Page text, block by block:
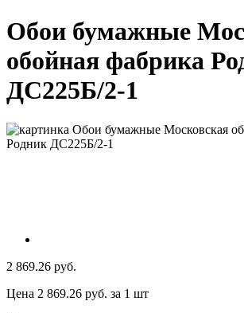
Обои бумажные
обойная фабрика
ДС225Б/2-1
2 869.26 руб.
Цена 2 869.26 руб. за 1 шт